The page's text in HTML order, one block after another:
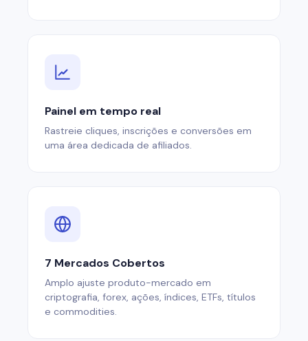
Painel em tempo real
Rastreie cliques, inscrições e conversões em
uma área dedicada de afiliados.
7 Mercados Cobertos
Amplo ajuste produto-mercado em
criptografia, forex, ações, índices, ETFs, títulos
e commodities.